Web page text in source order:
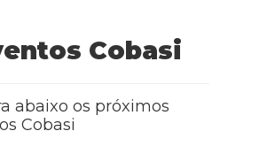
Cobasi
abaixo os próximos
Cobasi